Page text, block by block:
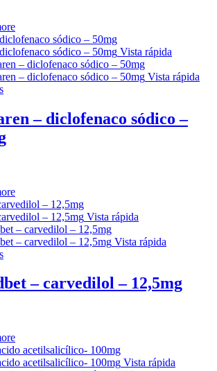
Vista rápida
Vista rápida
– diclofenaco sódico –
Vista rápida
Vista rápida
– carvedilol – 12,5mg
Vista rápida